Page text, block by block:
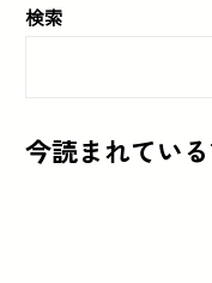
検索
今読まれてい